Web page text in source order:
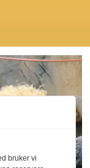
bruker vi